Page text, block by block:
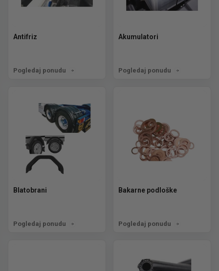
Antifriz
Pogledaj ponudu
Akumulatori
Pogledaj ponudu
Blatobrani
Pogledaj ponudu
Bakarne podloške
Pogledaj ponudu